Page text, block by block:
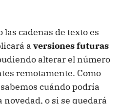
las cadenas de texto es
a versiones futuras
alterar el número
remotamente. Como
cuándo podría
novedad, o si se quedará